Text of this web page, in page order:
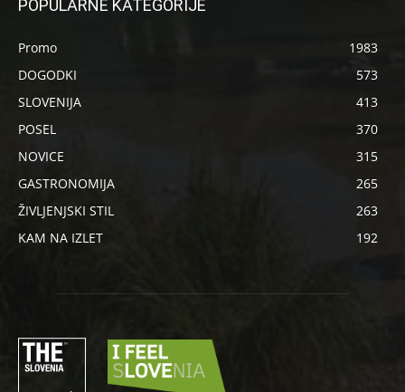
POPULARNE KATEGORIJE
Promo
1983
DOGODKI
573
SLOVENIJA
413
POSEL
370
NOVICE
315
GASTRONOMIJA
265
ŽIVLJENJSKI STIL
263
KAM NA IZLET
192